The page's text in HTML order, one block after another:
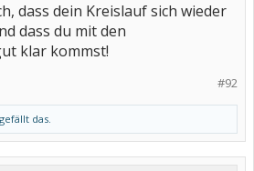
dass dein Kreislauf sich wieder
dass du mit den
klar kommst!
#92
gefällt das.